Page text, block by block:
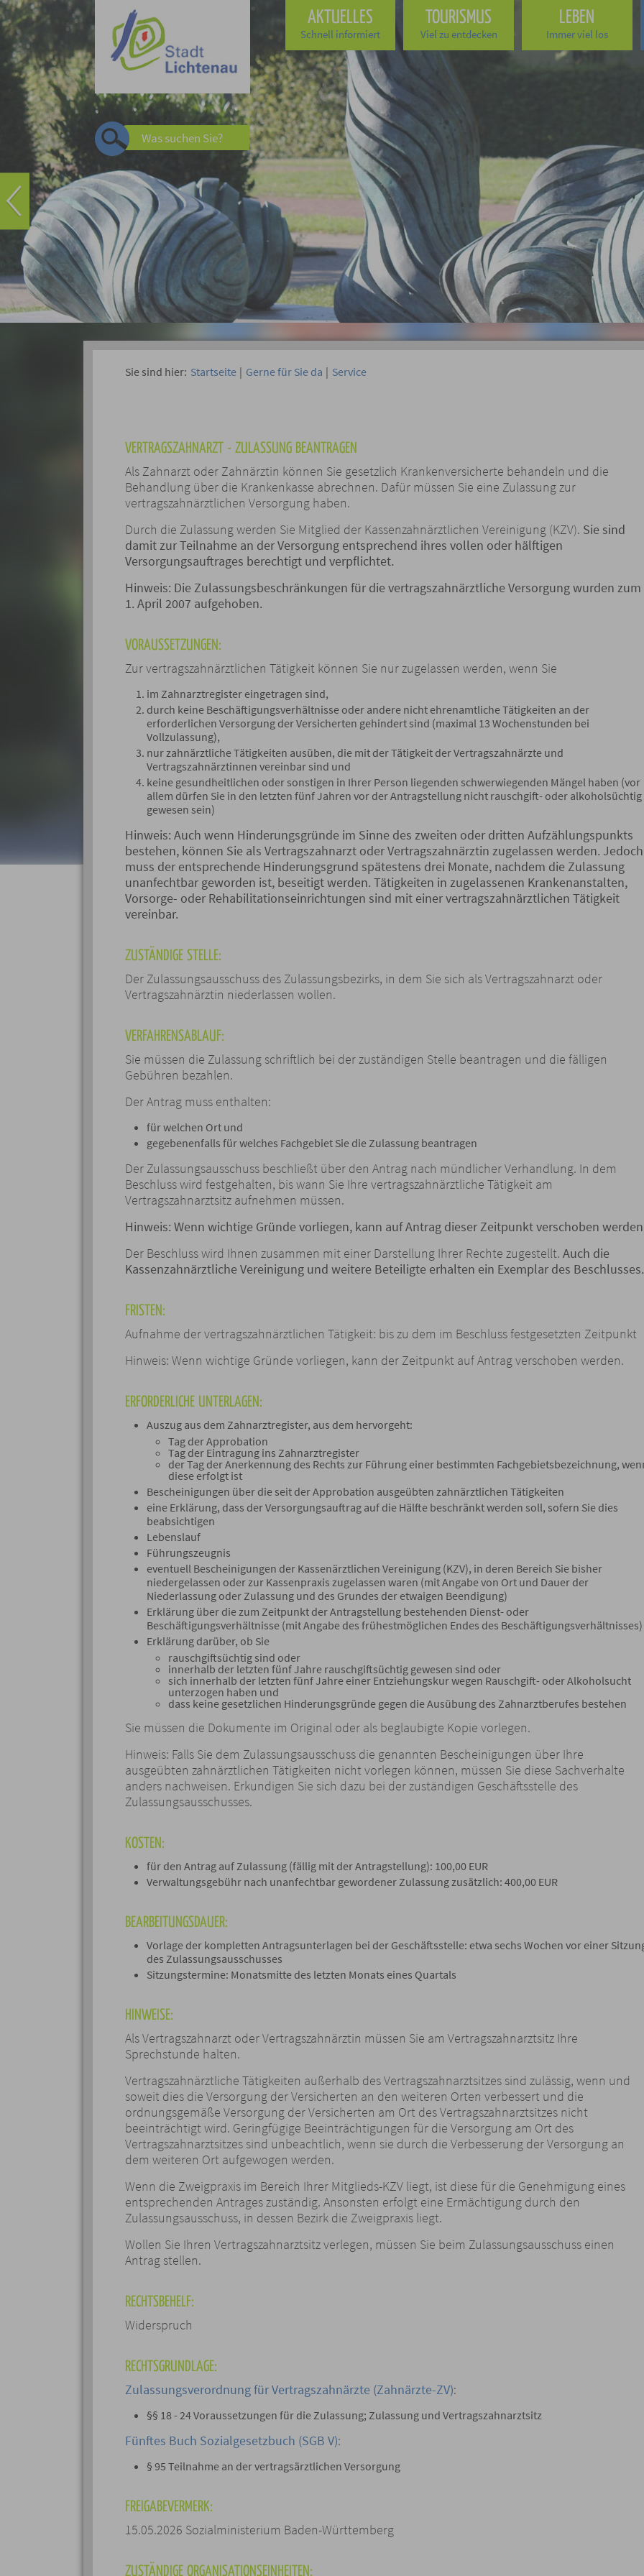
Was suchen Sie?
AKTUELLES
Schnell informiert
TOURISMUS
Viel zu entdecken
LEBEN
Immer viel los
Sie sind hier: Startseite | Gerne für Sie da | Service
VERTRAGSZAHNARZT - ZULASSUNG BEANTRAGEN
Als Zahnarzt oder Zahnärztin können Sie gesetzlich Krankenversicherte behandeln und die
Behandlung über die Krankenkasse abrechnen. Dafür müssen Sie eine Zulassung zur
vertragszahnärztlichen Versorgung haben.
Durch die Zulassung werden Sie Mitglied der Kassenzahnärztlichen Vereinigung (KZV). Sie sind
damit zur Teilnahme an der Versorgung entsprechend ihres vollen oder hälftigen
Versorgungsauftrages berechtigt und verpflichtet.
Hinweis: Die Zulassungsbeschränkungen für die vertragszahnärztliche Versorgung wurden zum
1. April 2007 aufgehoben.
VORAUSSETZUNGEN:
Zur vertragszahnärztlichen Tätigkeit können Sie nur zugelassen werden, wenn Sie
im Zahnarztregister eingetragen sind,
durch keine Beschäftigungsverhältnisse oder andere nicht ehrenamtliche Tätigkeiten an der
erforderlichen Versorgung der Versicherten gehindert sind (maximal 13 Wochenstunden bei
Vollzulassung),
nur zahnärztliche Tätigkeiten ausüben, die mit der Tätigkeit der Vertragszahnärzte und
Vertragszahnärztinnen vereinbar sind und
keine gesundheitlichen oder sonstigen in Ihrer Person liegenden schwerwiegenden Mängel haben (vor
allem dürfen Sie in den letzten fünf Jahren vor der Antragstellung nicht rauschgift- oder alkoholsüchtig
gewesen sein)
Hinweis: Auch wenn Hinderungsgründe im Sinne des zweiten oder dritten Aufzählungspunkts
bestehen, können Sie als Vertragszahnarzt oder Vertragszahnärztin zugelassen werden. Jedoch
muss der entsprechende Hinderungsgrund spätestens drei Monate, nachdem die Zulassung
unanfechtbar geworden ist, beseitigt werden. Tätigkeiten in zugelassenen Krankenanstalten,
Vorsorge- oder Rehabilitationseinrichtungen sind mit einer vertragszahnärztlichen Tätigkeit
vereinbar.
ZUSTÄNDIGE STELLE:
Der Zulassungsausschuss des Zulassungsbezirks, in dem Sie sich als Vertragszahnarzt oder
Vertragszahnärztin niederlassen wollen.
VERFAHRENSABLAUF:
Sie müssen die Zulassung schriftlich bei der zuständigen Stelle beantragen und die fälligen
Gebühren bezahlen.
Der Antrag muss enthalten:
für welchen Ort und
gegebenenfalls für welches Fachgebiet Sie die Zulassung beantragen
Der Zulassungsausschuss beschließt über den Antrag nach mündlicher Verhandlung. In dem
Beschluss wird festgehalten, bis wann Sie Ihre vertragszahnärztliche Tätigkeit am
Vertragszahnarztsitz aufnehmen müssen.
Hinweis: Wenn wichtige Gründe vorliegen, kann auf Antrag dieser Zeitpunkt verschoben
Der Beschluss wird Ihnen zusammen mit einer Darstellung Ihrer Rechte zugestellt.Auch die
Kassenzahnärztliche Vereinigung und weitere Beteiligte erhalten ein Exemplar des Beschlusses.
FRISTEN:
Aufnahme der vertragszahnärztlichen Tätigkeit: bis zu dem im Beschluss festgesetzten Zeitpunkt
Hinweis: Wenn wichtige Gründe vorliegen, kann der Zeitpunkt auf Antrag verschoben werden.
ERFORDERLICHE UNTERLAGEN:
Auszug aus dem Zahnarztregister, aus dem hervorgeht:
Tag der Approbation
Tag der Eintragung ins Zahnarztregister
der Tag der Anerkennung des Rechts zur Führung einer bestimmten Fachgebietsbezeichnung,
diese erfolgt ist
Bescheinigungen über die seit der Approbation ausgeübten zahnärztlichen Tätigkeiten
eine Erklärung, dass der Versorgungsauftrag auf die Hälfte beschränkt werden soll, sofern Sie dies
beabsichtigen
Lebenslauf
Führungszeugnis
eventuell Bescheinigungen der Kassenärztlichen Vereinigung (KZV), in deren Bereich Sie bisher
niedergelassen oder zur Kassenpraxis zugelassen waren (mit Angabe von Ort und Dauer der
Niederlassung oder Zulassung und des Grundes der etwaigen Beendigung)
Erklärung über die zum Zeitpunkt der Antragstellung bestehenden Dienst- oder
Beschäftigungsverhältnisse (mit Angabe des frühestmöglichen Endes des Beschäftigungsverhältnisses)
Erklärung darüber, ob Sie
rauschgiftsüchtig sind oder
innerhalb der letzten fünf Jahre rauschgiftsüchtig gewesen sind oder
sich innerhalb der letzten fünf Jahre einer Entziehungskur wegen Rauschgift- oder Alkoholsucht
unterzogen haben und
dass keine gesetzlichen Hinderungsgründe gegen die Ausübung des Zahnarztberufes bestehen
Sie müssen die Dokumente im Original oder als beglaubigte Kopie vorlegen.
Hinweis: Falls Sie dem Zulassungsausschuss die genannten Bescheinigungen über Ihre
ausgeübten zahnärztlichen Tätigkeiten nicht vorlegen können, müssen Sie diese Sachverhalte
anders nachweisen. Erkundigen Sie sich dazu bei der zuständigen Geschäftsstelle des
Zulassungsausschusses.
KOSTEN:
für den Antrag auf Zulassung (fällig mit der Antragstellung): 100,00 EUR
Verwaltungsgebühr nach unanfechtbar gewordener Zulassung zusätzlich: 400,00 EUR
BEARBEITUNGSDAUER:
Vorlage der kompletten Antragsunterlagen bei der Geschäftsstelle: etwa sechs Wochen vor einer
des Zulassungsausschusses
Sitzungstermine: Monatsmitte des letzten Monats eines Quartals
HINWEISE:
Als Vertragszahnarzt oder Vertragszahnärztin müssen Sie am Vertragszahnarztsitz Ihre
Sprechstunde halten.
Vertragszahnärztliche Tätigkeiten außerhalb des Vertragszahnarztsitzes sind zulässig, wenn und
soweit dies die Versorgung der Versicherten an den weiteren Orten verbessert und die
ordnungsgemäße Versorgung der Versicherten am Ort des Vertragszahnarztsitzes nicht
beeinträchtigt wird. Geringfügige Beeinträchtigungen für die Versorgung am Ort des
Vertragszahnarztsitzes sind unbeachtlich, wenn sie durch die Verbesserung der Versorgung an
dem weiteren Ort aufgewogen werden.
Wenn die Zweigpraxis im Bereich Ihrer Mitglieds-KZV liegt, ist diese für die Genehmigung eines
entsprechenden Antrages zuständig. Ansonsten erfolgt eine Ermächtigung durch den
Zulassungsausschuss, in dessen Bezirk die Zweigpraxis liegt.
Wollen Sie Ihren Vertragszahnarztsitz verlegen, müssen Sie beim Zulassungsausschuss einen
Antrag stellen.
RECHTSBEHELF:
Widerspruch
RECHTSGRUNDLAGE:
Zulassungsverordnung für Vertragszahnärzte (Zahnärzte-ZV):
§§ 18 - 24 Voraussetzungen für die Zulassung; Zulassung und Vertragszahnarztsitz
Fünftes Buch Sozialgesetzbuch (SGB V):
§ 95 Teilnahme an der vertragsärztlichen Versorgung
FREIGABEVERMERK:
15.05.2026 Sozialministerium Baden-Württemberg
ZUSTÄNDIGE ORGANISATIONSEINHEITEN: